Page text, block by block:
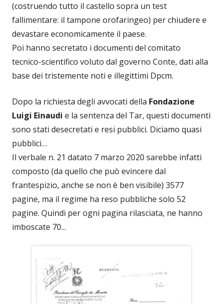
(costruendo tutto il castello sopra un test
fallimentare: il tampone orofaringeo) per chiudere e
devastare economicamente il paese.
Poi hanno secretato i documenti del comitato
tecnico-scientifico voluto dal governo Conte, dati alla
base dei tristemente noti e illegittimi Dpcm.
Dopo la richiesta degli avvocati della Fondazione
Luigi Einaudi e la sentenza del Tar, questi documenti
sono stati desecretati e resi pubblici. Diciamo quasi
pubblici…
Il verbale n. 21 datato 7 marzo 2020 sarebbe infatti
composto (da quello che può evincere dal
frantespizio, anche se non è ben visibile) 3577
pagine, ma il regime ha reso pubbliche solo 52
pagine. Quindi per ogni pagina rilasciata, ne hanno
imboscate 70...